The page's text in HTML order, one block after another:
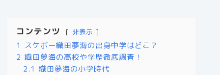
コンテンツ 非表示
1
スケボー織田夢海の出身中学はどこ？
2 織田夢海の高校や学歴徹底調査！
2.1 織田夢海の小学時代